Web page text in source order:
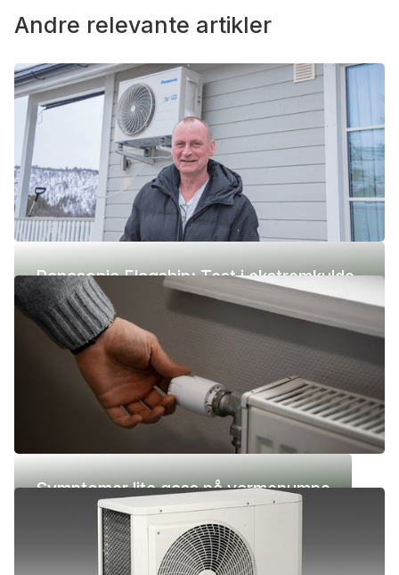
Andre relevante artikler
Panasonic Flagship: Test i ekstremkulde
(-42 °C)
Symptomer lite gass på varmepumpe